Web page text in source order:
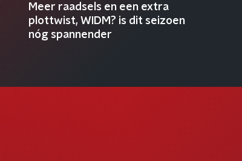
Meer raadsels en een extra
plottwist, WIDM? is dit seizoen
nóg spannender